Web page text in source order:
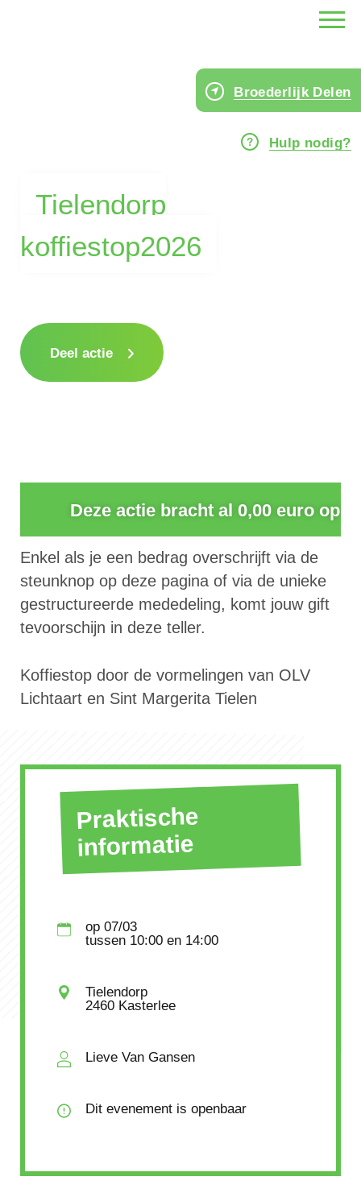
Tielendorp
koffiestop2026
Broederlijk Delen
Hulp nodig?
Deel actie
Deze actie bracht al 0,00 euro op
Enkel als je een bedrag overschrijft via de
steunknop op deze pagina of via de unieke
gestructureerde mededeling, komt jouw gift
tevoorschijn in deze teller.
Koffiestop door de vormelingen van OLV
Lichtaart en Sint Margerita Tielen
Praktische
informatie
op 07/03
tussen 10:00en 14:00
Tielendorp
2460 Kasterlee
Lieve Van Gansen
Dit evenement is openbaar